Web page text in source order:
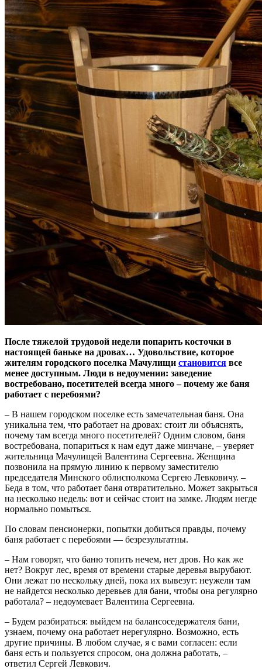
После тяжелой трудовой недели попарить косточки в
настоящей баньке на дровах… Удовольствие, которое
жителям городского поселка Мачулищи становится все
менее доступным. Люди в недоумении: заведение
востребовано, посетителей всегда много – почему же баня
работает с перебоями?
– В нашем городском поселке есть замечательная баня. Она
уникальна тем, что работает на дровах: стоит ли объяснять,
почему там всегда много посетителей? Одним словом, баня
востребована, попариться к нам едут даже минчане, – уверяет
жительница Мачулищей Валентина Сергеевна. Женщина
позвонила на прямую линию к первому заместителю
председателя Минского облисполкома Сергею Левковичу. –
Беда в том, что работает баня отвратительно. Может закрыться
на несколько недель: вот и сейчас стоит на замке. Людям негде
нормально помыться.
По словам пенсионерки, попытки добиться правды, почему
баня работает с перебоями — безрезультатны.
– Нам говорят, что баню топить нечем, нет дров. Но как же
нет? Вокруг лес, время от времени старые деревья вырубают.
Они лежат по нескольку дней, пока их вывезут: неужели там
не найдется несколько деревьев для бани, чтобы она регулярно
работала? – недоумевает Валентина Сергеевна.
– Будем разбираться: выйдем на балансоседержателя бани,
узнаем, почему она работает нерегулярно. Возможно, есть
другие причины. В любом случае, я с вами согласен: если
баня есть и пользуется спросом, она должна работать, –
ответил Сергей Левкович.